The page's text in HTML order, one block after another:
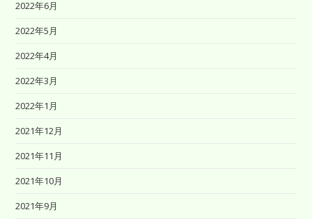
2022年6月
2022年5月
2022年4月
2022年3月
2022年1月
2021年12月
2021年11月
2021年10月
2021年9月